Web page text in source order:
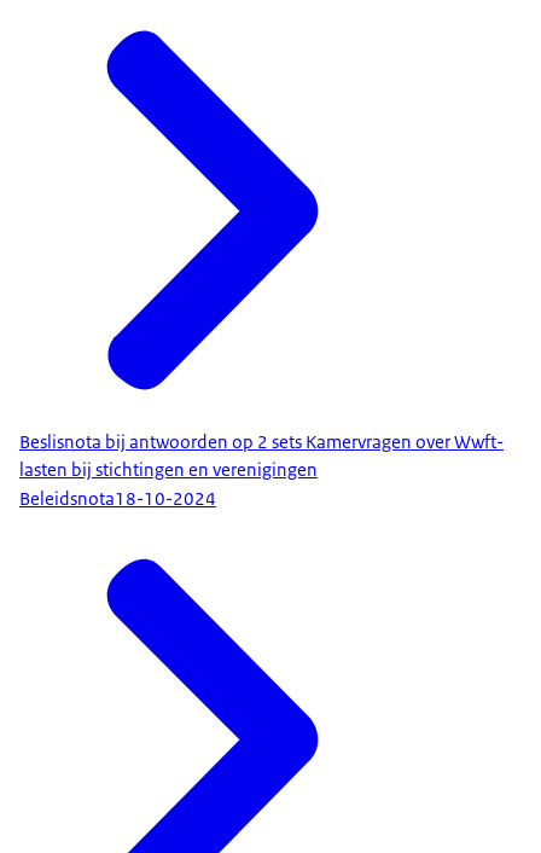
Beslisnota bij antwoorden op 2 sets Kamervragen over Wwft-
lasten bij stichtingen en verenigingen
Beleidsnota18-10-2024